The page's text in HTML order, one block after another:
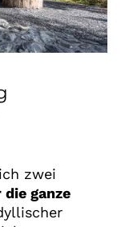
zwei
ganze